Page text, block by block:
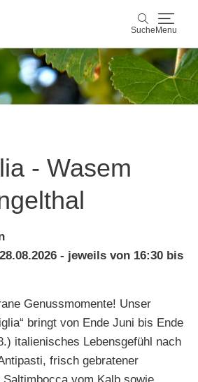
Suche Menu
Suche
Wein & Genuss
Veranstaltungen
Blog Karte
- Wasem
- jeweils von 16:30 bis
Genussmomente! Unser
bringt von Ende Juni bis Ende
italienisches Lebensgefühl nach
frisch gebratener
vom Kalb sowie